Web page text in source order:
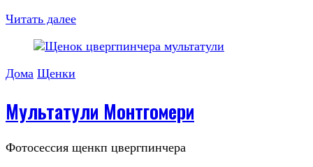
Читать далее
Дома Щенки
Мультатули Монтгомери
Фотосессия щенкп цвергпинчера